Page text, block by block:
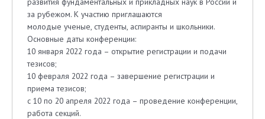
за рубежом. К участию приглашаются
молодые ученые, студенты, аспиранты и школьники.
Основные даты конференции:
10 января 2022 года – открытие регистрации и подачи
тезисов;
10 февраля 2022 года – завершение регистрации и
приема тезисов;
с 10 по 20 апреля 2022 года – проведение конференции,
работа секций.